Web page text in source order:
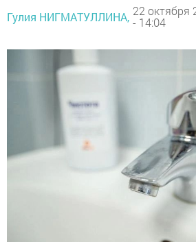
Гулия НИГМАТУЛЛИНА, 22 октября
- 14:04